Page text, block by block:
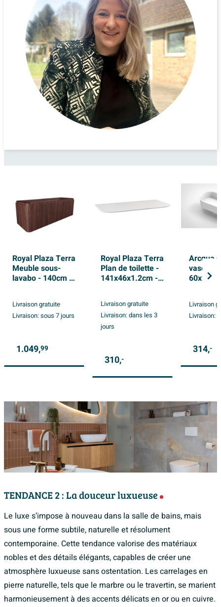
Royal Plaza Terra
Meuble sous-
lavabo - 140cm -
châtaigne (noyer)
Livraison gratuite
Livraison:sous 7 jours
1.049,99
Royal Plaza Terra
Plan de toilette -
141x46x1.2cm -
solid surface -
blanc mat
Livraison gratuite
Livraison:dans les 3
jours
310,-
Arcqua
vasque
Mat
Livraison
Livraison:
314,-
TENDANCE 2 : La douceur luxueuse
Le luxe s’impose à nouveau dans la salle de bains, mais
sous une forme subtile, naturelle et résolument
contemporaine. Cette tendance valorise des matériaux
nobles et des détails élégants, capables de créer une
atmosphère luxueuse sans ostentation. Les carrelages en
pierre naturelle, tels que le marbre ou le travertin, se marient
harmonieusement à des accents délicats en or ou en cuivre.